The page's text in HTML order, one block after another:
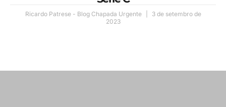
Ricardo Patrese - Blog Chapada Urgente
3 de setembro de
2023